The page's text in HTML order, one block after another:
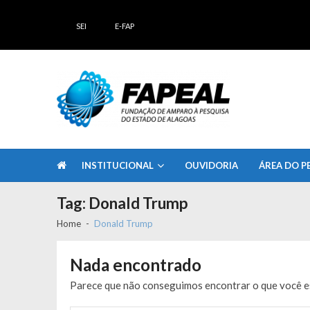
SEI E-FAP
INSTITUCIONAL OUVIDORIA ÁREA DO
Tag: Donald Trump
Home Donald Trump
Nada encontrado
Parece que não conseguimos encontrar o que você